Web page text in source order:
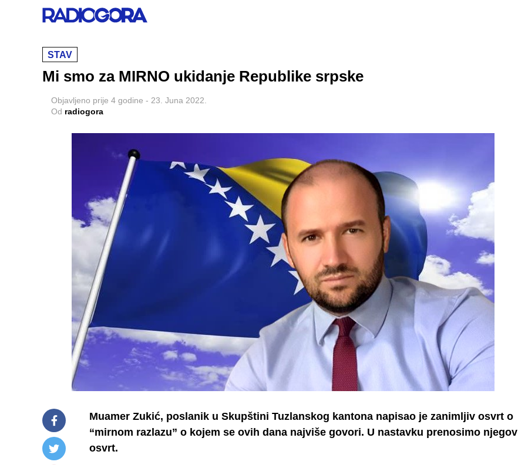
STAV
Mi smo za MIRNO ukidanje Republike srpske
Objavljeno prije 4 godine - 23. Juna 2022.
Od radiogora
Muamer Zukić, poslanik u Skupštini Tuzlanskog kantona napisao je zanimljiv osvrt o
“mirnom razlazu” o kojem se ovih dana najviše govori. U nastavku prenosimo njegov
osvrt.